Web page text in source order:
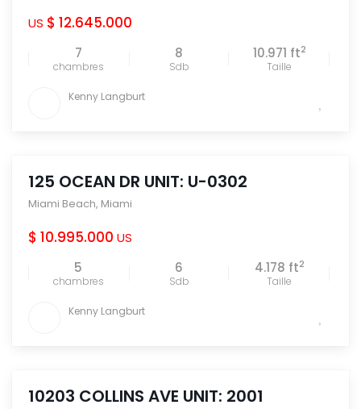
US $ 12.645.000
7
chambres
8
Sdb
10.971 ft2
Taille
Kenny Langburt
125 OCEAN DR UNIT: U-0302
Miami Beach, Miami
$ 10.995.000 US
5
chambres
6
Sdb
4.178 ft2
Taille
Kenny Langburt
10203 COLLINS AVE UNIT: 2001